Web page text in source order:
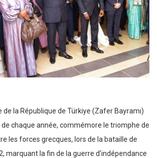
de la République de Türkiye (Zafer Bayramı)
chaque année, commémore le triomphe de
les forces grecques, lors de la bataille de
marquant la fin de la guerre d’indépendance